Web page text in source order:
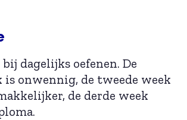
dagelijks oefenen. De
is onwennig, de tweede week
de derde week